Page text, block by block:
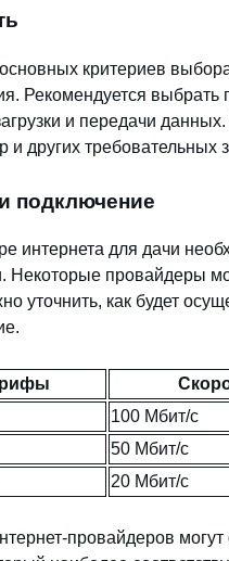
критериев
Рекомендуется
и передачи
и других требовательных
подключение
интернета для дачи
Некоторые провайдеры
уточнить, как будет
100 Мбит/с
50 Мбит/с
20 Мбит/с
провайдеров могут